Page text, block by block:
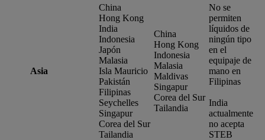
Asia
China
Hong Kong
India
Indonesia
Japón
Malasia
Isla Mauricio
Pakistán
Filipinas
Seychelles
Singapur
Corea del Sur
Tailandia
China
Hong Kong
Indonesia
Malasia
Maldivas
Singapur
Corea del Sur
Tailandia
No se
permiten
líquidos de
ningún tipo
en el
equipaje de
mano en
Filipinas
India
actualmente
no acepta
STEB